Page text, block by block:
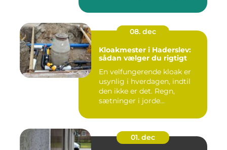
08. dec
Kloakmester i Haderslev:
sådan vælger du rigtigt
En velfungerende kloak er
usynlig i hverdagen, indtil
den ikke er det. Regn,
sætninger i jorde...
01. dec